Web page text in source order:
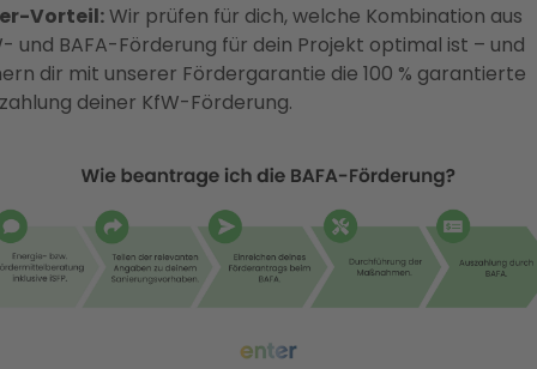
Vorteil:Wir prüfen für dich, welche Kombination aus
und BAFA-Förderung für dein Projekt optimal ist – und
dir mit unserer Fördergarantie die 100 % garantierte
deiner KfW-Förderung.